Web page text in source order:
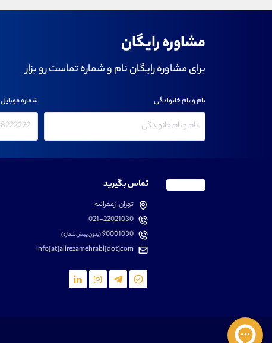
مشاوره رایگان
برای مشاوره رایگان نام و شماره تماست رو بزار
نام و نام خانوادگی شماره موبایل
تماس بگیرید
تهران، زعفرانیه
021-22021030
90001030(بدون پیش شماره)
info[at]alirezamehrabi[dot]com